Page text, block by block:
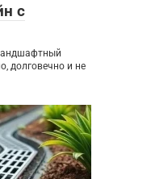
с
долговечно и не